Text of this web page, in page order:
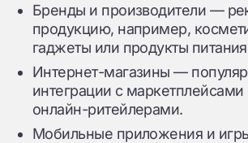
Бренды и производители —
продукцию, например,
гаджеты или продукты
Интернет-магазины —
интеграции с
онлайн-ритейлерами.
Мобильные приложения и